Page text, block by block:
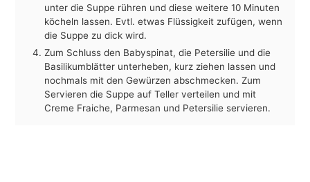
unter die Suppe rühren und diese weitere 10 Minuten
köcheln lassen. Evtl. etwas Flüssigkeit zufügen, wenn
die Suppe zu dick wird.
Zum Schluss den Babyspinat, die Petersilie und die
Basilikumblätter unterheben, kurz ziehen lassen und
nochmals mit den Gewürzen abschmecken. Zum
Servieren die Suppe auf Teller verteilen und mit
Creme Fraiche, Parmesan und Petersilie servieren.